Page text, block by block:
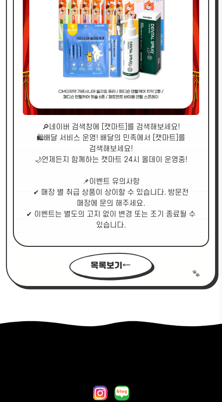
🔎네이버 검색창에 [캣마트]를 검색해보세요!
🛍배달 서비스 운영! 배달의 민족에서 [캣마트]를
검색해보세요!
🌙언제든지 함께하는 캣마트 24시 올데이 운영중!
📌이벤트 유의사항
✔ 매장 별 취급 상품이 상이할 수 있습니다. 방문전
매장에 문의 해주세요.
✔ 이벤트는 별도의 고지 없이 변경 또는 조기 종료될 수
있습니다.
목록보기